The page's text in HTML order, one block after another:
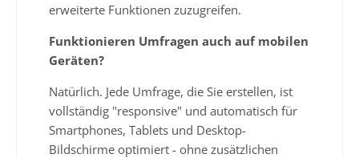
erweiterte Funktionen zuzugreifen.
Funktionieren Umfragen auch auf mobilen
Geräten?
Natürlich. Jede Umfrage, die Sie erstellen, ist
vollständig "responsive" und automatisch für
Smartphones, Tablets und Desktop-
Bildschirme optimiert - ohne zusätzlichen